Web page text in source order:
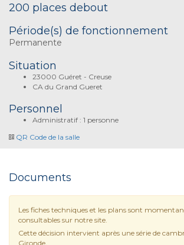
200 places debout
Période(s) de fonctionnement
Permanente
Situation
23000 Guéret - Creuse
CA du Grand Gueret
Personnel
Administratif : 1 personne
QR Code de la salle
Documents
Les fiches techniques et les plans sont
consultables sur notre site.
Cette décision intervient après une série de
Gironde.